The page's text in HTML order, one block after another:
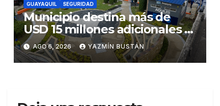
GUAYAQUIL SEGURIDAD
Municipio destina más de
USD 15 millones adicionales a
SEGURA EP para fortalecer la
seguridad ciudadana
AGO 6, 2026 YAZMÍN BUSTÁN